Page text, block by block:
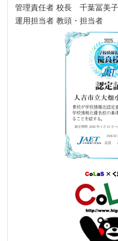
管理責任者 校長 千葉冨美子
運用担当者 教頭・担当者